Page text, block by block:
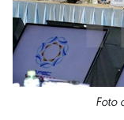
Foto